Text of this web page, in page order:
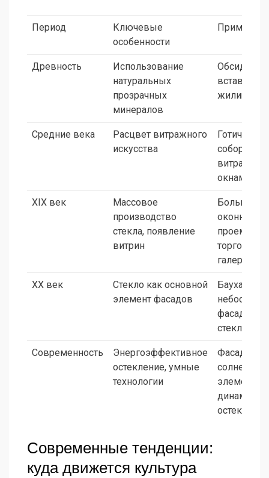
Период
Ключевые
особенности
Примеры
Древность
Использование
натуральных
прозрачных
минералов
вставки в
жилищах
Средние века
Расцвет витражного
искусства
Готические
соборы с
окнами
XIX век
Массовое
производство
стекла, появление
витрин
Большие
оконные
проемы и
торговые
галереи
XX век
Стекло как основной
элемент фасадов
Баухаус,
фасадами
стекла
Современность
Энергоэффективное
остекление, умные
технологии
Фасады с
остекление
Современные тенденции:
куда движется культура